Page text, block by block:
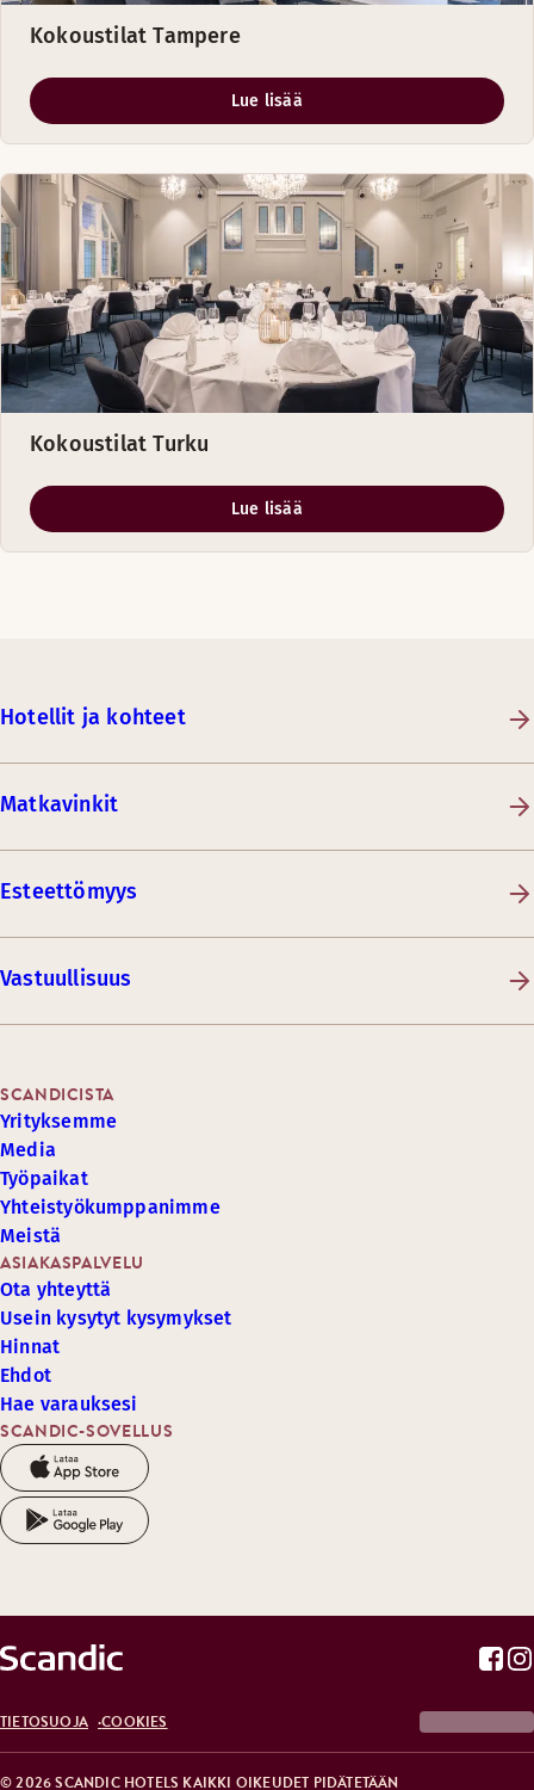
Kokoustilat Tampere
Lue lisää
Kokoustilat Turku
Lue lisää
Hotellit ja kohteet
Matkavinkit
Esteettömyys
Vastuullisuus
SCANDIC-SOVELLUS
ASIAKASPALVELU
Ota yhteyttä
Usein kysytyt kysymykset
Hinnat
Ehdot
Hae varauksesi
SCANDICISTA
Yrityksemme
Media
Työpaikat
Yhteistyökumppanimme
Meistä
© 2026 SCANDIC HOTELS KAIKKI OIKEUDET PIDÄTETÄÄN
TIETOSUOJA COOKIES